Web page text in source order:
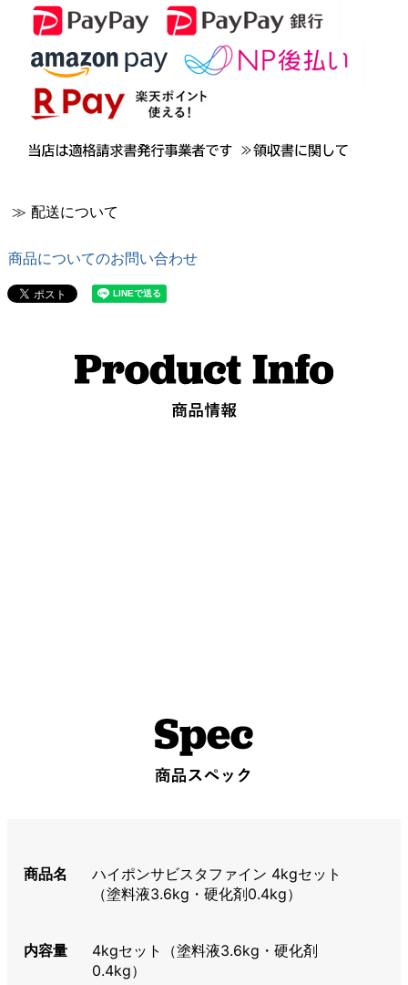
≫ 配送について
商品についてのお問い合わせ
商品名
ハイポンサビスタファイン 4kgセット
（塗料液3.6kg・硬化剤0.4kg）
内容量
4kgセット（塗料液3.6kg・硬化剤
0.4kg）